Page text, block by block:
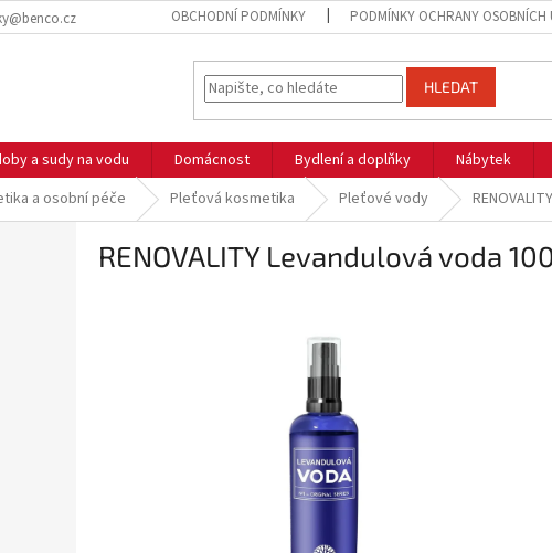
OBCHODNÍ PODMÍNKY PODMÍNKY OCHRANY OSOBNÍCH
HLEDAT
a sudy na vodu Domácnost Bydlení a doplňky Nábytek
a osobní péče Pleťová kosmetika Pleťové vody
RENOVALITY Levandulová voda